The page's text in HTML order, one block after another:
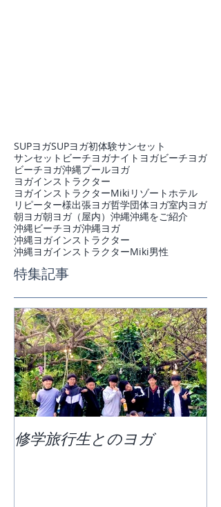
SUPヨガSUPヨガ初体験サンセット
サンセットビーチヨガナイトヨガビーチヨガ
ビーチヨガ沖縄プールヨガ
ヨガインストラクター
ヨガインストラクターMiki リゾートホテル
リピーター様出張ヨガ哲学団体ヨガ室内ヨガ
朝ヨガ朝ヨガ（屋内） 沖縄沖縄をご紹介
沖縄ビーチヨガ沖縄ヨガ
沖縄ヨガインストラクター
沖縄ヨガインストラクターMiki男性
特集記事
修学旅行生とのヨガ